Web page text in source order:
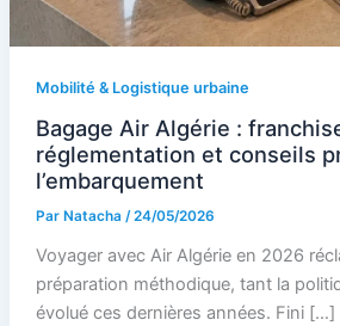
Mobilité & Logistique urbaine
Bagage Air Algérie :
réglementation et conseils
l’embarquement
Par Natacha /24/05/2026
Voyager avec Air Algérie en 2026
préparation méthodique, tant la
évolué ces dernières années. Fini […]